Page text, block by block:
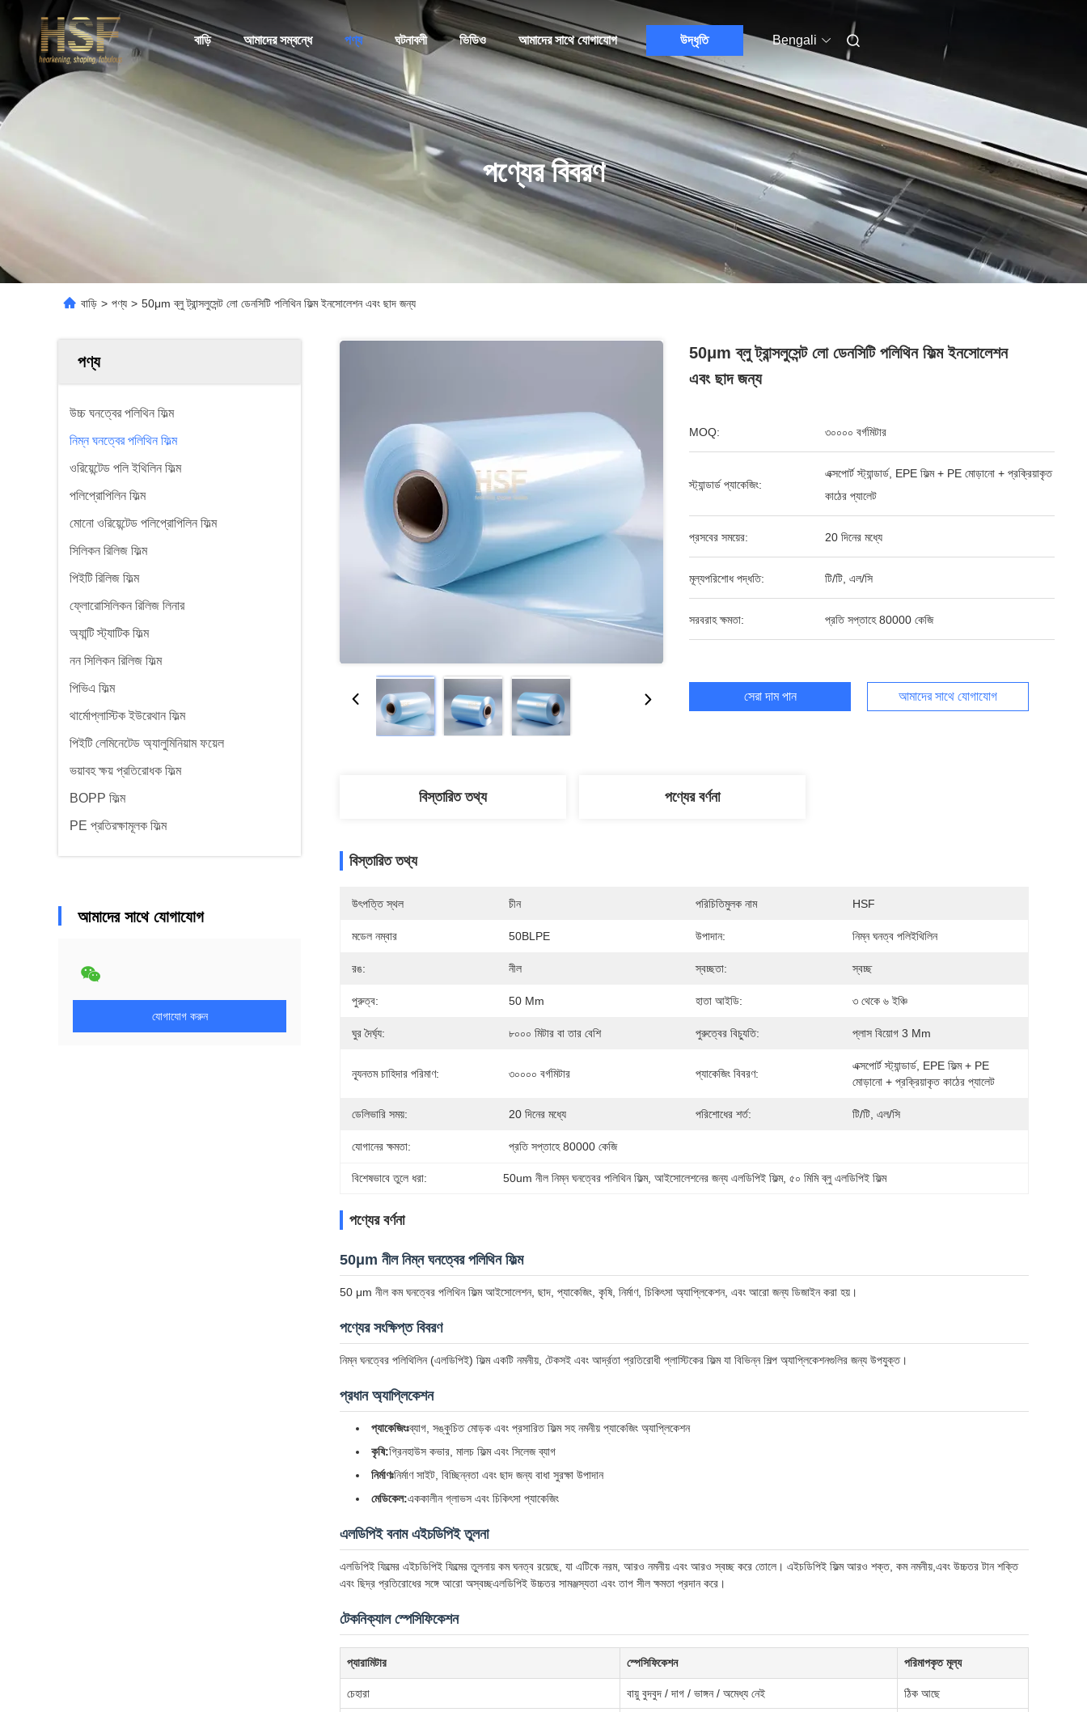
বাড়ি আমাদের সম্বন্ধে পণ্য ঘটনাবলী ভিডিও আমাদের সাথে যোগাযোগ উদ্ধৃতি Bengali
পণ্যের বিবরণ
বাড়ি > পণ্য > 50μm ব্লু ট্রান্সলুসেন্ট লো ডেনসিটি পলিথিন ফিল্ম ইনসোলেশন এবং ছাদ জন্য
পণ্য
উচ্চ ঘনত্বের পলিথিন ফিল্ম
নিম্ন ঘনত্বের পলিথিন ফিল্ম
ওরিয়েন্টেড পলি ইথিলিন ফিল্ম
পলিপ্রোপিলিন ফিল্ম
মোনো ওরিয়েন্টেড পলিপ্রোপিলিন ফিল্ম
সিলিকন রিলিজ ফিল্ম
পিইটি রিলিজ ফিল্ম
ফ্লোরোসিলিকন রিলিজ লিনার
অ্যান্টি স্ট্যাটিক ফিল্ম
নন সিলিকন রিলিজ ফিল্ম
পিভিএ ফিল্ম
থার্মোপ্লাস্টিক ইউরেথান ফিল্ম
পিইটি লেমিনেটেড অ্যালুমিনিয়াম ফয়েল
ভয়াবহ ক্ষয় প্রতিরোধক ফিল্ম
BOPP ফিল্ম
PE প্রতিরক্ষামূলক ফিল্ম
আমাদের সাথে যোগাযোগ
যোগাযোগ করুন
50μm ব্লু ট্রান্সলুসেন্ট লো ডেনসিটি পলিথিন ফিল্ম ইনসোলেশন
এবং ছাদ জন্য
MOQ: ৩০০০০ বর্গমিটার
স্ট্যান্ডার্ড প্যাকেজিং:
এক্সপোর্ট স্ট্যান্ডার্ড, EPE ফিল্ম + PE মোড়ানো + প্রক্রিয়াকৃত
কাঠের প্যালেট
প্রসবের সময়ের: 20 দিনের মধ্যে
মূল্যপরিশোধ পদ্ধতি: টি/টি, এল/সি
সরবরাহ ক্ষমতা: প্রতি সপ্তাহে 80000 কেজি
সেরা দাম পান আমাদের সাথে যোগাযোগ
বিস্তারিত তথ্য পণ্যের বর্ণনা
বিস্তারিত তথ্য
উৎপত্তি স্থল চীন পরিচিতিমুলক নাম HSF
মডেল নম্বার 50BLPE উপাদান: নিম্ন ঘনত্ব পলিইথিলিন
রঙ: নীল স্বচ্ছতা: স্বচ্ছ
পুরুত্ব: 50 Μm হাতা আইডি: ৩ থেকে ৬ ইঞ্চি
ঘুর দৈর্ঘ্য: ৮০০০ মিটার বা তার বেশি পুরুত্বের বিচ্যুতি: প্লাস বিয়োগ 3 Μm
ন্যূনতম চাহিদার পরিমাণ: ৩০০০০ বর্গমিটার প্যাকেজিং বিবরণ:
এক্সপোর্ট স্ট্যান্ডার্ড, EPE ফিল্ম + PE
মোড়ানো + প্রক্রিয়াকৃত কাঠের প্যালেট
ডেলিভারি সময়: 20 দিনের মধ্যে পরিশোধের শর্ত: টি/টি, এল/সি
যোগানের ক্ষমতা: প্রতি সপ্তাহে 80000 কেজি
বিশেষভাবে তুলে ধরা: 50um নীল নিম্ন ঘনত্বের পলিথিন ফিল্ম, আইসোলেশনের জন্য এলডিপিই ফিল্ম, ৫০ মিমি ব্লু এলডিপিই ফিল্ম
পণ্যের বর্ণনা
50μm নীল নিম্ন ঘনত্বের পলিথিন ফিল্ম
50 μm নীল কম ঘনত্বের পলিথিন ফিল্ম আইসোলেশন, ছাদ, প্যাকেজিং, কৃষি, নির্মাণ, চিকিৎসা অ্যাপ্লিকেশন, এবং আরো জন্য ডিজাইন করা হয়।
পণ্যের সংক্ষিপ্ত বিবরণ
নিম্ন ঘনত্বের পলিথিলিন (এলডিপিই) ফিল্ম একটি নমনীয়, টেকসই এবং আর্দ্রতা প্রতিরোধী প্লাস্টিকের ফিল্ম যা বিভিন্ন শিল্প অ্যাপ্লিকেশনগুলির জন্য উপযুক্ত।
প্রধান অ্যাপ্লিকেশন
প্যাকেজিংঃব্যাগ, সঙ্কুচিত মোড়ক এবং প্রসারিত ফিল্ম সহ নমনীয় প্যাকেজিং অ্যাপ্লিকেশন
কৃষি:গ্রিনহাউস কভার, মালচ ফিল্ম এবং সিলেজ ব্যাগ
নির্মাণঃনির্মাণ সাইট, বিচ্ছিন্নতা এবং ছাদ জন্য বাধা সুরক্ষা উপাদান
মেডিকেল:এককালীন গ্লাভস এবং চিকিৎসা প্যাকেজিং
এলডিপিই বনাম এইচডিপিই তুলনা
এলডিপিই ফিল্মের এইচডিপিই ফিল্মের তুলনায় কম ঘনত্ব রয়েছে, যা এটিকে নরম, আরও নমনীয় এবং আরও স্বচ্ছ করে তোলে। এইচডিপিই ফিল্ম আরও শক্ত, কম নমনীয়,এবং উচ্চতর টান শক্তি
এবং ছিদ্র প্রতিরোধের সঙ্গে আরো অস্বচ্ছএলডিপিই উচ্চতর সামঞ্জস্যতা এবং তাপ সীল ক্ষমতা প্রদান করে।
টেকনিক্যাল স্পেসিফিকেশন
প্যারামিটার স্পেসিফিকেশন পরিমাপকৃত মূল্য
চেহারা বায়ু বুদবুদ / দাগ / ভাঙ্গন / অমেধ্য নেই ঠিক আছে